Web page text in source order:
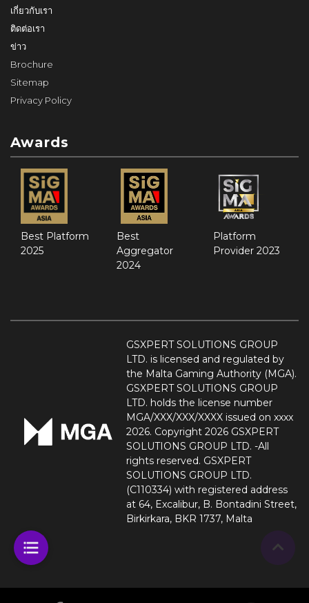
เกี่ยวกับเรา
ติดต่อเรา
ข่าว
Brochure
Sitemap
Privacy Policy
Awards
Best Platform
2025
Best
Aggregator
2024
Platform
Provider 2023
GSXPERT SOLUTIONS GROUP
LTD. is licensed and regulated by
the Malta Gaming Authority (MGA).
GSXPERT SOLUTIONS GROUP
LTD. holds the license number
MGA/XXX/XXX/XXXX issued on xxxx
2026. Copyright 2026 GSXPERT
SOLUTIONS GROUP LTD. -All
rights reserved. GSXPERT
SOLUTIONS GROUP LTD.
(C110334) with registered address
at 64, Excalibur, B. Bontadini Street,
Birkirkara, BKR 1737, Malta